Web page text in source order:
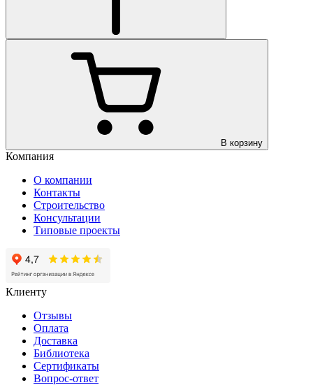
В корзину
Компания
О компании
Контакты
Строительство
Консультации
Типовые проекты
Клиенту
Отзывы
Оплата
Доставка
Библиотека
Сертификаты
Вопрос-ответ